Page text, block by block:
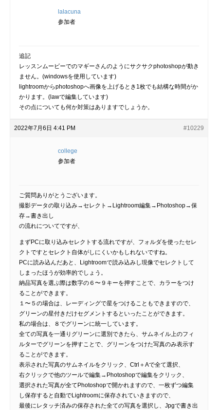
lalacuna
参加者
追記
レッスンムービーでのマギーさんのようにサクサクphotoshopが動き
ません。(windowsを使用しています)
lightroomからphotoshopへ画像を上げるとき1枚でも結構な時間がか
かります。(lawで編集しています)
その点についても何か対策はありますでしょうか。
2022年7月6日 4:41 PM #10229
college
参加者
ご質問ありがとうございます。
撮影データの取り込み→セレクト→Lightroom編集→Photoshop→保
存→書き出し
の流れについてですが、
まずPCに取り込みセレクトする流れですが、フォルダを使ったセレ
クトですとセレクト自体がしにくいかもしれないですね。
PCに読み込んだあと、Lightroomで読み込みし現像でセレクトして
しまったほうが効率的でしょう。
納品写真を選ぶ際は数字の６〜９キーを押すことで、カラーをつけ
ることができます。
１〜５の場合は、レーディングで星をつけることもできますので、
グリーンの星付きだけセグメントするといったことができます。
私の場合は、８でグリーンに統一しています。
全ての写真を一通りグリーンに選別できたら、サムネイル上のフィ
ルターでグリーンを押すことで、グリーンをつけた写真のみ表示す
ることができます。
表示された写真のサムネイルをクリック、Ctrl＋Aで全て選択、
右クリックで他のツールで編集→Photoshopで編集をクリック、
選択された写真が全てPhotoshopで開かれますので、一枚ずつ編集
し保存すると自動でLightroomに保存されていきますので、
最後にレタッチ済みの保存された全ての写真を選択し、Jpgで書き出